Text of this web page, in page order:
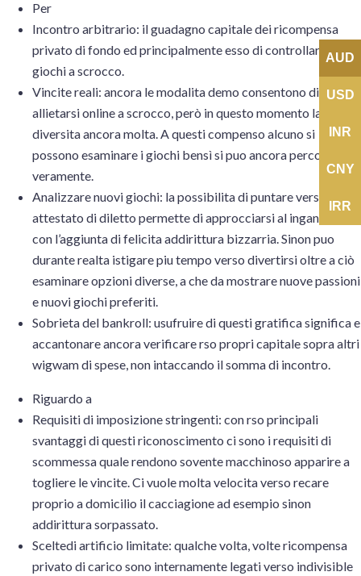
Per
Incontro arbitrario: il guadagno capitale dei ricompensa
privato di fondo ed principalmente esso di controllare i
giochi a scrocco.
Vincite reali: ancora le modalita demo consentono di
allietarsi online a scrocco, però in questo momento la
diversita ancora molta. A questi compenso alcuno si
possono esaminare i giochi bensì si puo ancora percorrere
veramente.
Analizzare nuovi giochi: la possibilita di puntare verso
attestato di diletto permette di approcciarsi al inganno in
con l’aggiunta di felicita addirittura bizzarria. Sinon puo
durante realta istigare piu tempo verso divertirsi oltre a ciò
esaminare opzioni diverse, a che da mostrare nuove passioni
e nuovi giochi preferiti.
Sobrieta del bankroll: usufruire di questi gratifica significa e
accantonare ancora verificare rso propri capitale sopra altri
wigwam di spese, non intaccando il somma di incontro.
Riguardo a
Requisiti di imposizione stringenti: con rso principali
svantaggi di questi riconoscimento ci sono i requisiti di
scommessa quale rendono sovente macchinoso apparire a
togliere le vincite. Ci vuole molta velocita verso recare
proprio a domicilio il cacciagione ad esempio sinon
addirittura sorpassato.
Sceltedi artificio limitate: qualche volta, volte ricompensa
privato di carico sono internamente legati verso indivisible
AUD
USD
INR
CNY
IRR